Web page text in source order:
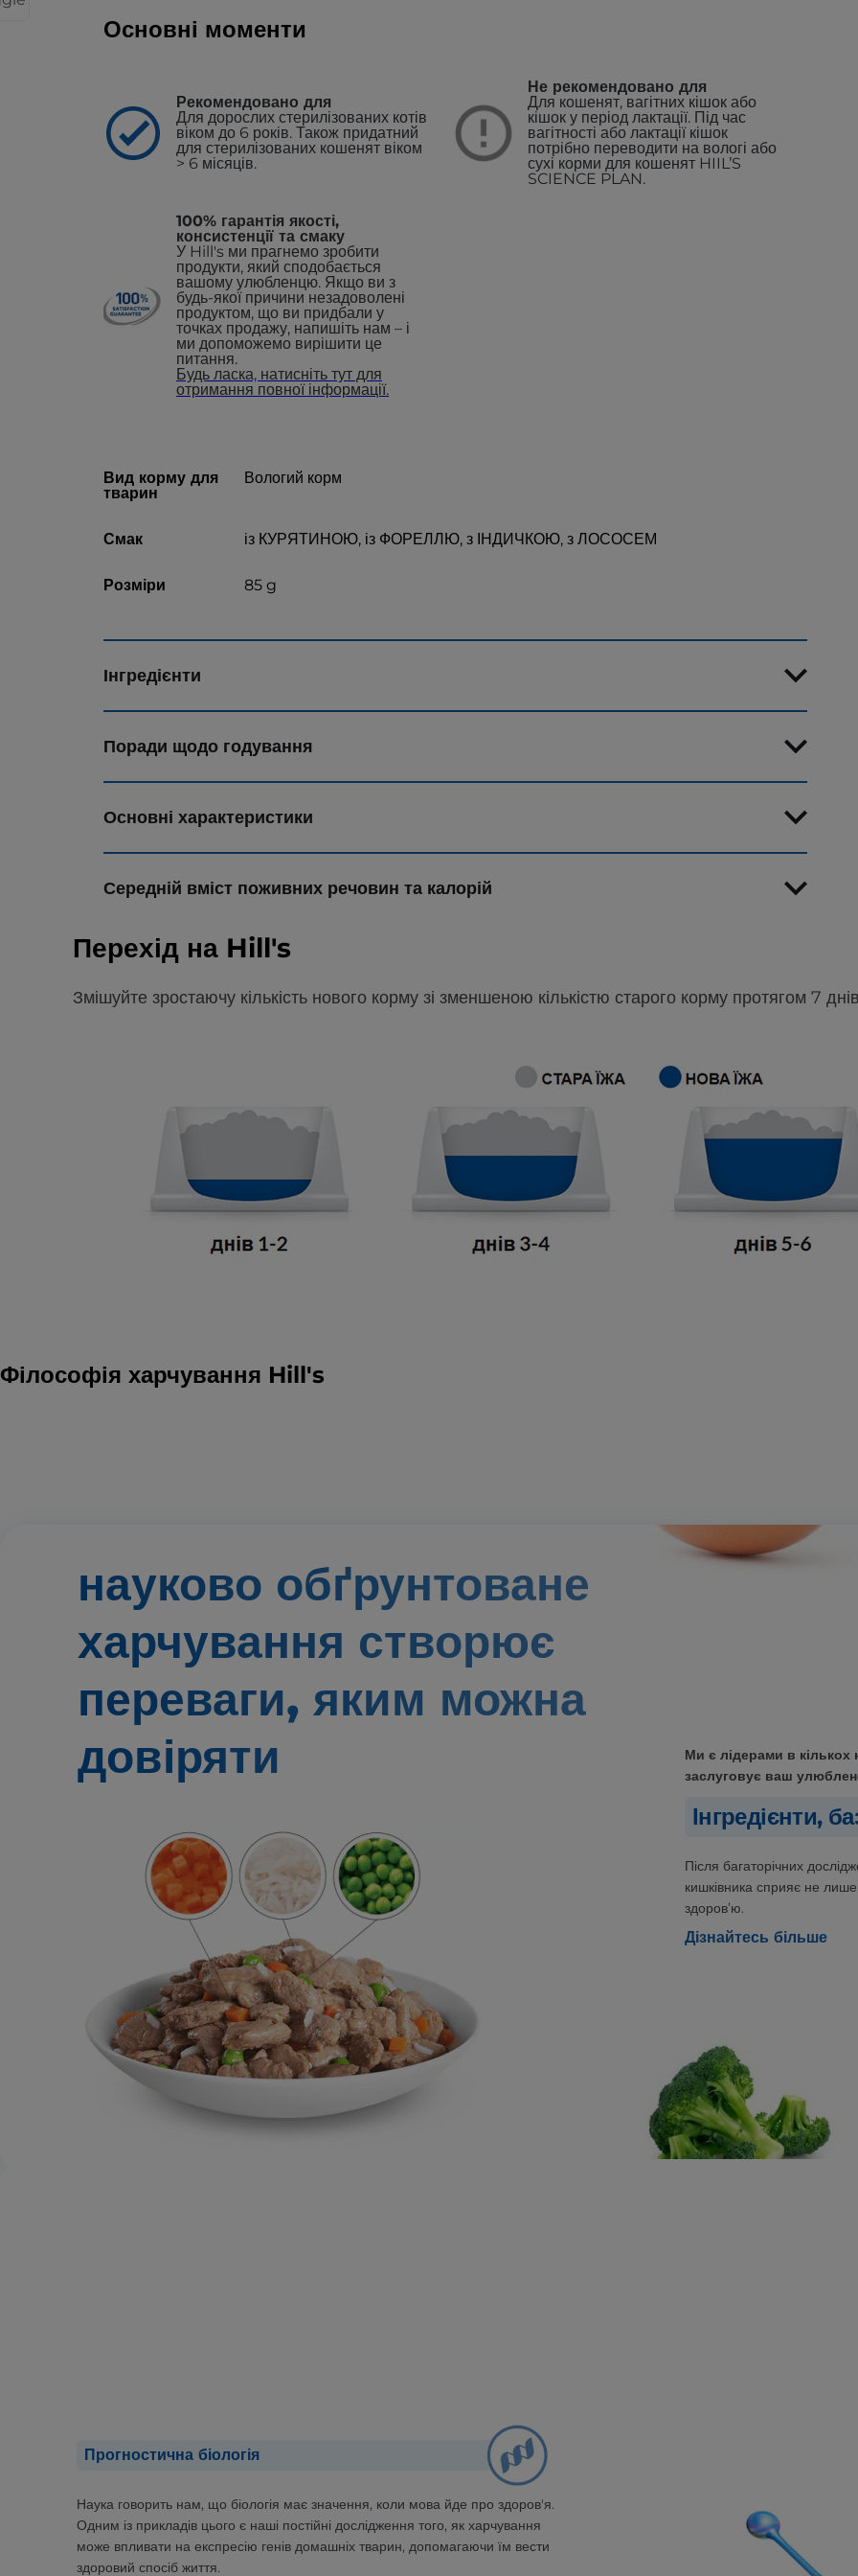
Основні моменти
Рекомендовано для
Для дорослих стерилізованих котів
віком до 6 років. Також придатний
для стерилізованих кошенят віком
> 6 місяців.
Не рекомендовано для
Для кошенят, вагітних кішок або
кішок у період лактації. Під час
вагітності або лактації кішок
потрібно переводити на вологі або
сухі корми для кошенят HIIL’S
SCIENCE PLAN.
100% гарантія якості,
консистенції та смаку
У Hill's ми прагнемо зробити
продукти, який сподобається
вашому улюбленцю. Якщо ви з
будь-якої причини незадоволені
продуктом, що ви придбали у
точках продажу, напишіть нам – і
ми допоможемо вирішити це
питання.
Будь ласка, натисніть тут для
отримання повної інформації.
Вид корму для
тварин
Вологий корм
Смак із КУРЯТИНОЮ, із ФОРЕЛЛЮ, з ІНДИЧКОЮ, з ЛОСОСЕМ
Розміри 85 g
Інгредієнти
Поради щодо годування
Основні характеристики
Середній вміст поживних речовин та калорій
Перехід на Hill's
Змішуйте зростаючу кількість нового корму зі зменшеною кількістю старого корму протягом 7
Філософія харчування Hill's
науково обґрунтоване
харчування створює
переваги, яким можна
довіряти
Ми є лідерами в кількох
заслуговує ваш
Інгредієнти,
Після багаторічних
кишківника сприяє не
здоров’ю.
Дізнайтесь більше
Прогностична біологія
Наука говорить нам, що біологія має значення, коли мова йде про здоров'я.
Одним із прикладів цього є наші постійні дослідження того, як харчування
може впливати на експресію генів домашніх тварин, допомагаючи їм вести
здоровий спосіб життя.